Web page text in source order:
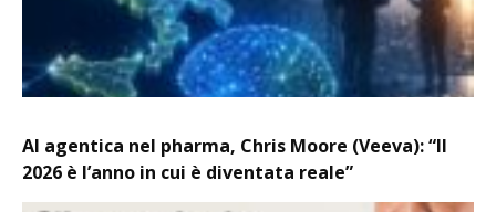
AI agentica nel pharma, Chris Moore (Veeva): “Il
2026 è l’anno in cui è diventata reale”